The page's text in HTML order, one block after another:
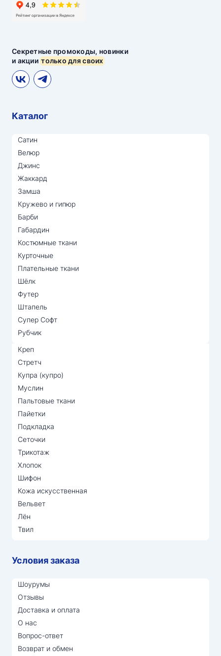
Секретные промокоды, новинки
и акциитолько для своих
Каталог
Сатин
Велюр
Джинс
Жаккард
Замша
Кружево и гипюр
Барби
Габардин
Костюмные ткани
Курточные
Плательные ткани
Шёлк
Футер
Штапель
Супер Софт
Рубчик
Креп
Стретч
Купра (купро)
Муслин
Пальтовые ткани
Пайетки
Подкладка
Сеточки
Трикотаж
Хлопок
Шифон
Кожа искусственная
Вельвет
Лён
Твил
Условия заказа
Шоурумы
Отзывы
Доставка и оплата
О нас
Вопрос-ответ
Возврат и обмен